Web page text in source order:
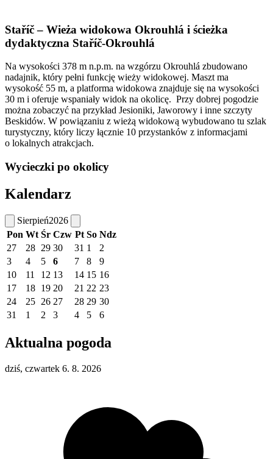
Staříč – Wieża widokowa Okrouhlá i ścieżka
dydaktyczna Staříč-Okrouhlá
Na wysokości 378 m n.p.m. na wzgórzu Okrouhlá zbudowano
nadajnik, który pełni funkcję wieży widokowej. Maszt ma
wysokość 55 m, a platforma widokowa znajduje się na wysokości
30 m i oferuje wspaniały widok na okolicę. Przy dobrej pogodzie
można zobaczyć na przykład Jesioniki, Jaworowy i inne szczyty
Beskidów. W powiązaniu z wieżą widokową wybudowano tu szlak
turystyczny, który liczy łącznie 10 przystanków z informacjami
o lokalnych atrakcjach.
Wycieczki po okolicy
Kalendarz
Sierpień2026
Pon Wt Śr Czw Pt So Ndz
27
28 29 30 31 1
2
3
4 5 6 7 8
9
10
11 12 13 14 15 16
17
18 19 20 21 22 23
24
25 26 27 28 29 30
31
1 2 3 4 5 6
Aktualna pogoda
dziś, czwartek 6. 8. 2026